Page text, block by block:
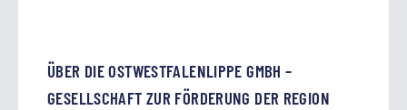
ÜBER DIE OSTWESTFALENLIPPE GMBH –
GESELLSCHAFT ZUR FÖRDERUNG DER REGION